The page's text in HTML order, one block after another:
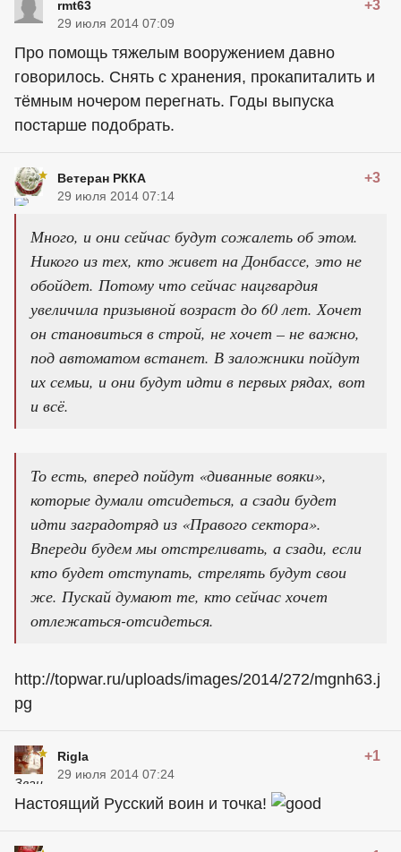
rmt63 +3
29 июля 2014 07:09
Про помощь тяжелым вооружением давно
говорилось. Снять с хранения, прокапиталить и
тёмным ночером перегнать. Годы выпуска
постарше подобрать.
Ветеран РККА +3
29 июля 2014 07:14
Много, и они сейчас будут сожалеть об этом.
Никого из тех, кто живет на Донбассе, это не
обойдет. Потому что сейчас нацгвардия
увеличила призывной возраст до 60 лет. Хочет
он становиться в строй, не хочет – не важно,
под автоматом встанет. В заложники пойдут
их семьи, и они будут идти в первых рядах, вот
и всё.
То есть, вперед пойдут «диванные вояки»,
которые думали отсидеться, а сзади будет
идти заградотряд из «Правого сектора».
Впереди будем мы отстреливать, а сзади, если
кто будет отступать, стрелять будут свои
же. Пускай думают те, кто сейчас хочет
отлежаться-отсидеться.
http://topwar.ru/uploads/images/2014/272/mgnh63.j
pg
Rigla +1
29 июля 2014 07:24
Настоящий Русский воин и точка!